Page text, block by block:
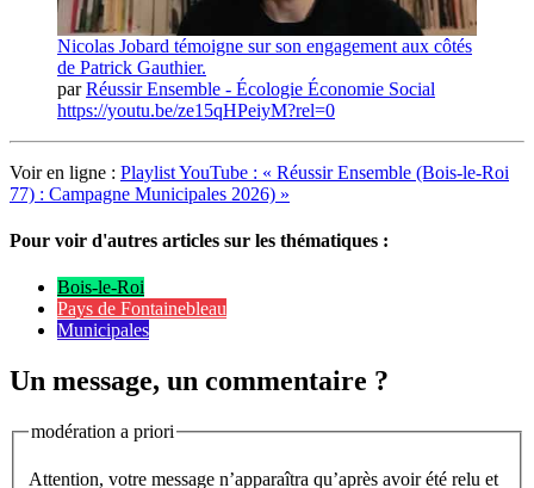
Nicolas Jobard témoigne sur son engagement aux côtés
de Patrick Gauthier.
parRéussir Ensemble - Écologie Économie Social
https://youtu.be/ze15qHPeiyM?rel=0
Voir en ligne : Playlist YouTube : « Réussir Ensemble (Bois-le-Roi
77) : Campagne Municipales 2026) »
Pour voir d'autres articles sur les thématiques :
Bois-le-Roi
Pays de Fontainebleau
Municipales
Un message, un commentaire ?
modération a priori
Attention, votre message n’apparaîtra qu’après avoir été relu et